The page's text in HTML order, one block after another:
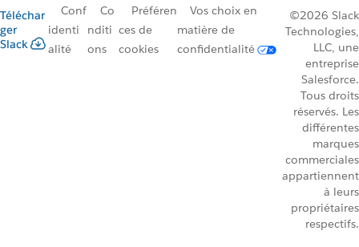
Téléchar
ger
Slack
Conf
identi
alité
Co
nditi
ons
Préféren
ces de
cookies
Vos choix en
matière de
confidentialité
©2026 Slack
Technologies,
LLC, une
entreprise
Salesforce.
Tous droits
réservés. Les
différentes
marques
commerciales
appartiennent
à leurs
propriétaires
respectifs.